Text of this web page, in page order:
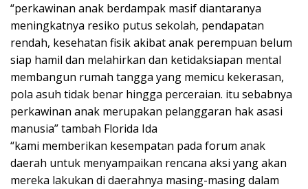
“perkawinan anak berdampak masif diantaranya
meningkatnya resiko putus sekolah, pendapatan
rendah, kesehatan fisik akibat anak perempuan belum
siap hamil dan melahirkan dan ketidaksiapan mental
membangun rumah tangga yang memicu kekerasan,
pola asuh tidak benar hingga perceraian. itu sebabnya
perkawinan anak merupakan pelanggaran hak asasi
manusia” tambah Florida Ida
“kami memberikan kesempatan pada forum anak
daerah untuk menyampaikan rencana aksi yang akan
mereka lakukan di daerahnya masing-masing dalam